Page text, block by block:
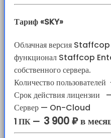
Тариф «SKY»
Облачная версия
функционал Staffcop
собственного сервера.
Количество пользователей
Срок действия лицензии
Сервер — On-Cloud
1 ПК — 3 900 ₽ в